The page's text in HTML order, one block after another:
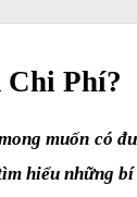
Phí?
muốn có
hiểu những